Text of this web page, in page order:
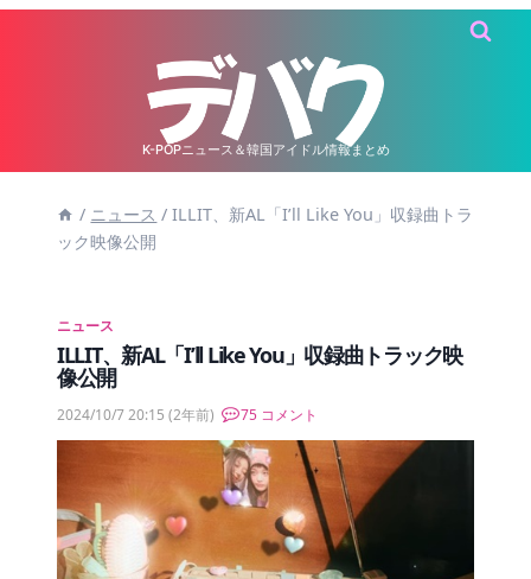
K-POPニュース＆韓国アイドル情報まとめ
/ ニュース / ILLIT、新AL「I’ll Like You」収録曲トラ
ック映像公開
ニュース
ILLIT、新AL「I’ll Like You」収録曲トラック映
像公開
2024/10/7 20:15 (2年前) 75 コメント